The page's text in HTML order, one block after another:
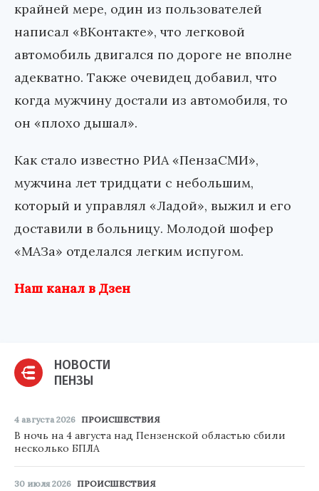
крайней мере, один из пользователей
написал «ВКонтакте», что легковой
автомобиль двигался по дороге не вполне
адекватно. Также очевидец добавил, что
когда мужчину достали из автомобиля, то
он «плохо дышал».
Как стало известно РИА «ПензаСМИ»,
мужчина лет тридцати с небольшим,
который и управлял «Ладой», выжил и его
доставили в больницу. Молодой шофер
«МАЗа» отделался легким испугом.
Наш канал в Дзен
НОВОСТИ
ПЕНЗЫ
4 августа 2026 ПРОИСШЕСТВИЯ
В ночь на 4 августа над Пензенской областью сбили
несколько БПЛА
30 июля 2026 ПРОИСШЕСТВИЯ